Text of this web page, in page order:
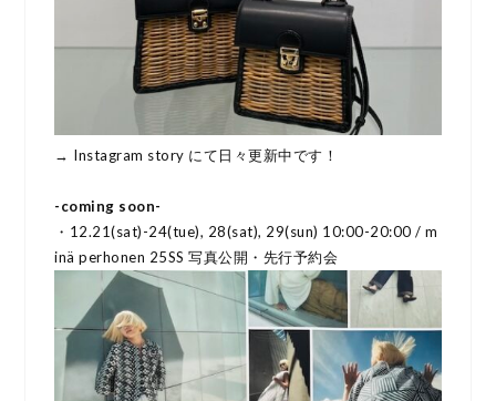
→ Instagram story にて日々更新中です！
-coming soon-
・12.21(sat)-24(tue), 28(sat), 29(sun) 10:00-20:00 / m
inä perhonen 25SS 写真公開・先行予約会